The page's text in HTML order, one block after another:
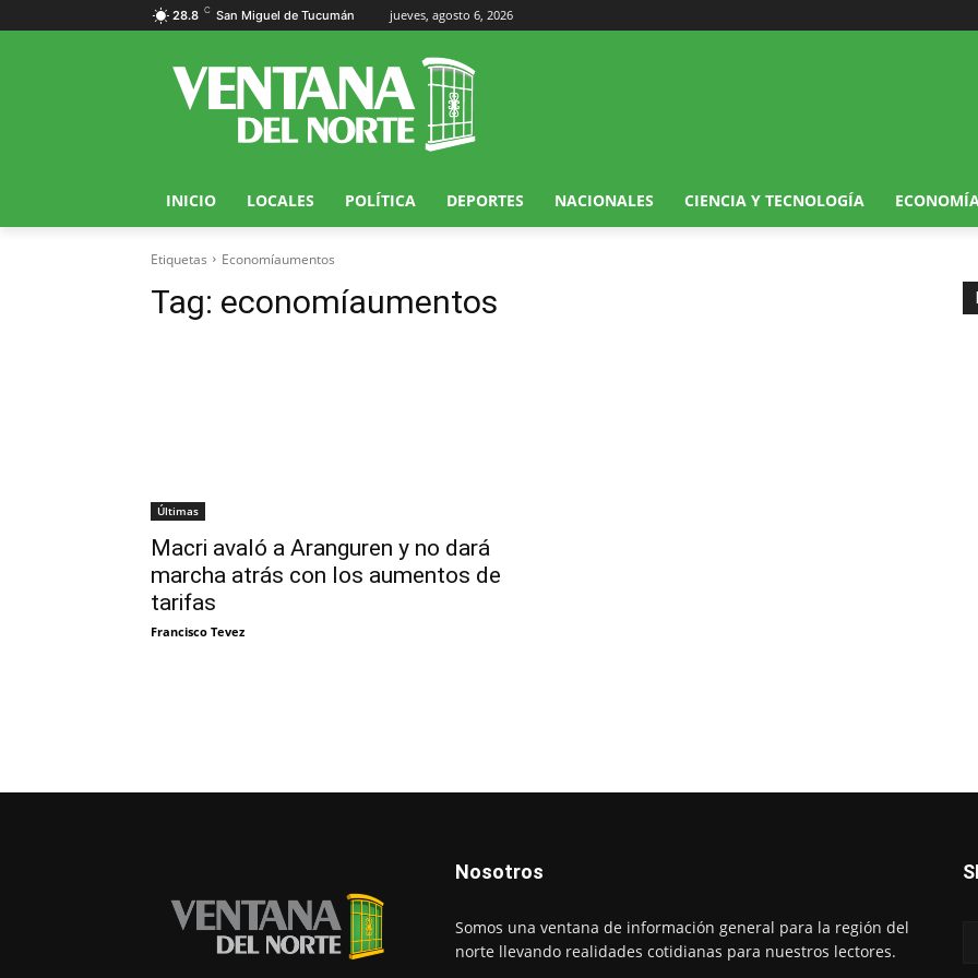
28.8 C San Miguel de Tucumán jueves, agosto 6, 2026
INICIO LOCALES POLÍTICA DEPORTES NACIONALES CIENCIA Y TECNOLOGÍA ECONOMÍA
Etiquetas Economíaumentos
Tag: economíaumentos
Últimas
Macri avaló a Aranguren y no dará
marcha atrás con los aumentos de
tarifas
Francisco Tevez
Nosotros
Somos una ventana de información general para la región del
norte llevando realidades cotidianas para nuestros lectores.